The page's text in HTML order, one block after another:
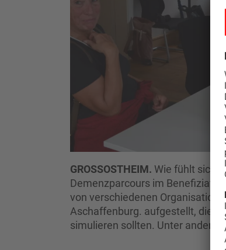
GROSSOSTHEIM. Wie fühlt sich
Demenzparcours im
von verschiedenen
Aschaffenburg. aufgestellt, die
simulieren sollten. Unter